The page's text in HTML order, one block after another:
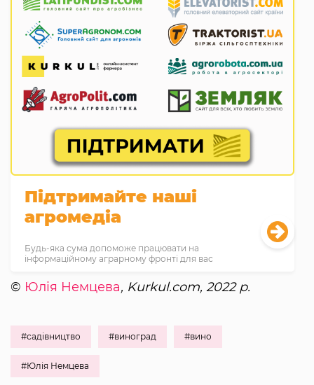
Підтримайте наші
агромедіа
Будь-яка сума допоможе працювати на
інформаційному аграрному фронті для вас
© Юлія Немцева, Kurkul.com, 2022 р.
#садівництво #виноград #вино
#Юлія Немцева